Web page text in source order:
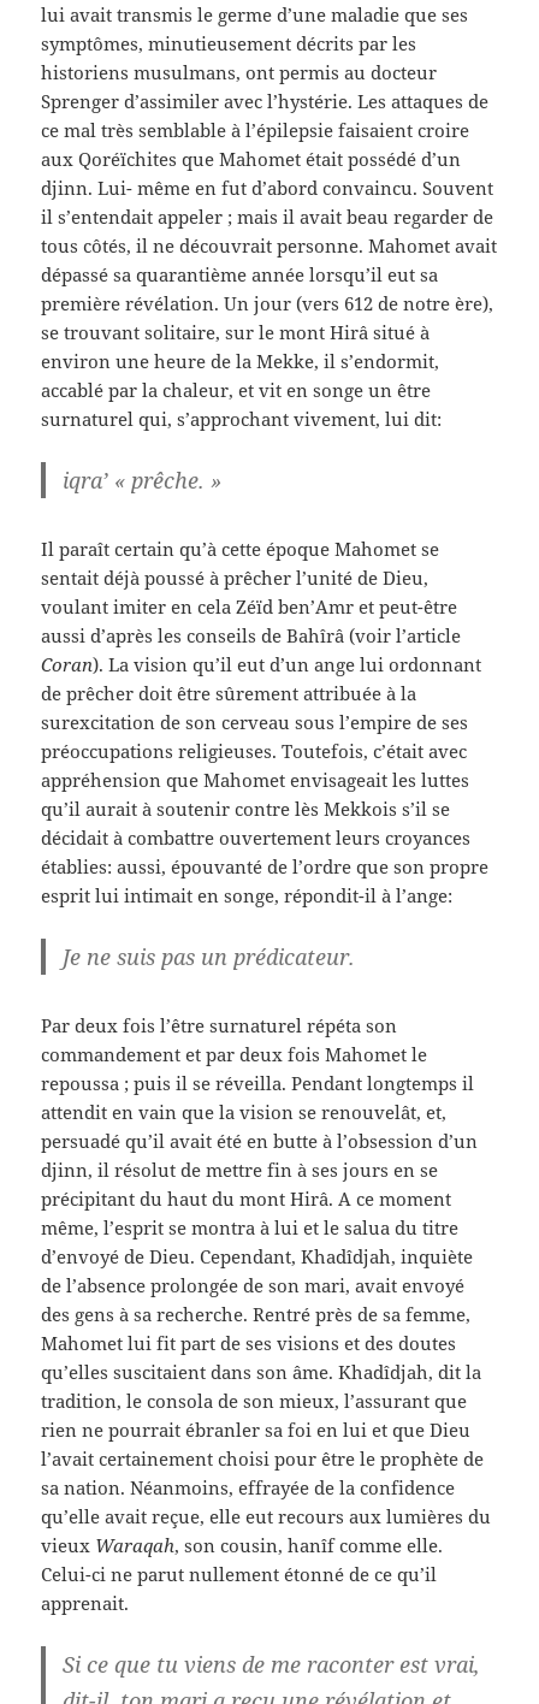
lui avait transmis le germe d’une maladie que ses
symptômes, minutieusement décrits par les
historiens musulmans, ont permis au docteur
Sprenger d’assimiler avec l’hystérie. Les attaques de
ce mal très semblable à l’épilepsie faisaient croire
aux Qoréïchites que Mahomet était possédé d’un
djinn. Lui- même en fut d’abord convaincu. Souvent
il s’entendait appeler ; mais il avait beau regarder de
tous côtés, il ne découvrait personne. Mahomet avait
dépassé sa quarantième année lorsqu’il eut sa
première révélation. Un jour (vers 612 de notre ère),
se trouvant solitaire, sur le mont Hirâ situé à
environ une heure de la Mekke, il s’endormit,
accablé par la chaleur, et vit en songe un être
surnaturel qui, s’approchant vivement, lui dit:
iqra’ « prêche. »
Il paraît certain qu’à cette époque Mahomet se
sentait déjà poussé à prêcher l’unité de Dieu,
voulant imiter en cela Zéïd ben’Amr et peut-être
aussi d’après les conseils de Bahîrâ (voir l’article
Coran). La vision qu’il eut d’un ange lui ordonnant
de prêcher doit être sûrement attribuée à la
surexcitation de son cerveau sous l’empire de ses
préoccupations religieuses. Toutefois, c’était avec
appréhension que Mahomet envisageait les luttes
qu’il aurait à soutenir contre lès Mekkois s’il se
décidait à combattre ouvertement leurs croyances
établies: aussi, épouvanté de l’ordre que son propre
esprit lui intimait en songe, répondit-il à l’ange:
Je ne suis pas un prédicateur.
Par deux fois l’être surnaturel répéta son
commandement et par deux fois Mahomet le
repoussa ; puis il se réveilla. Pendant longtemps il
attendit en vain que la vision se renouvelât, et,
persuadé qu’il avait été en butte à l’obsession d’un
djinn, il résolut de mettre fin à ses jours en se
précipitant du haut du mont Hirâ. A ce moment
même, l’esprit se montra à lui et le salua du titre
d’envoyé de Dieu. Cependant, Khadîdjah, inquiète
de l’absence prolongée de son mari, avait envoyé
des gens à sa recherche. Rentré près de sa femme,
Mahomet lui fit part de ses visions et des doutes
qu’elles suscitaient dans son âme. Khadîdjah, dit la
tradition, le consola de son mieux, l’assurant que
rien ne pourrait ébranler sa foi en lui et que Dieu
l’avait certainement choisi pour être le prophète de
sa nation. Néanmoins, effrayée de la confidence
qu’elle avait reçue, elle eut recours aux lumières du
vieux Waraqah, son cousin, hanîf comme elle.
Celui-ci ne parut nullement étonné de ce qu’il
apprenait.
Si ce que tu viens de me raconter est vrai,